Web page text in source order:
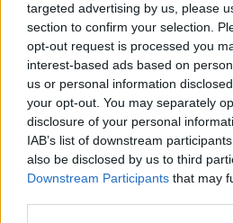
targeted advertising by us, please
section to confirm your selection.
opt-out request is processed you
interest-based ads based on
us or personal information
your opt-out. You may separately
disclosure of your personal
IAB’s list of downstream
also be disclosed by us to third
Downstream Participants that may
Turnaj v Beer Pongu pomohl
malé Elle
a
SOUVISEJÍCÍ ČLÁNKY
VÍCE OD AUTORA
Většina koupališť